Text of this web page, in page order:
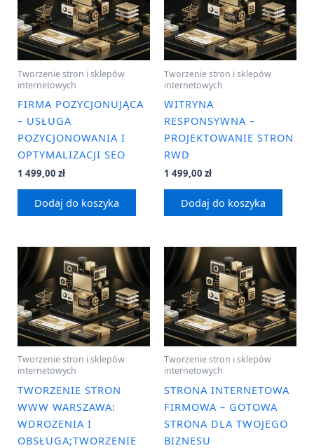
Tworzenie stron i sklepów
internetowych
FIRMA POZYCJONUJĄCA
– USŁUGA
POZYCJONOWANIA I
OPTYMALIZACJI SEO
1 499,00 zł
Dodaj do koszyka
Tworzenie stron i sklepów
internetowych
WITRYNA
RESPONSYWNA –
PROJEKTOWANIE STRON
RWD
1 499,00 zł
Dodaj do koszyka
Tworzenie stron i sklepów
internetowych
TWORZENIE STRON
WWW WARSZAWA:
WDROŻENIA I
OBSŁUGA;TWORZENIE
Tworzenie stron i sklepów
internetowych
STRONA INTERNETOWA
FIRMOWA – GOTOWA
STRONA DLA TWOJEGO
BIZNESU